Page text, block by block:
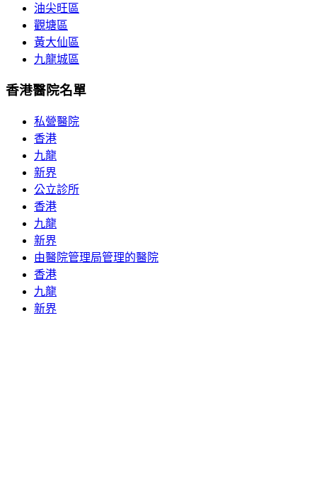
油尖旺區
觀塘區
黃大仙區
九龍城區
香港醫院名單
私營醫院
香港
九龍
新界
公立診所
香港
九龍
新界
由醫院管理局管理的醫院
香港
九龍
新界